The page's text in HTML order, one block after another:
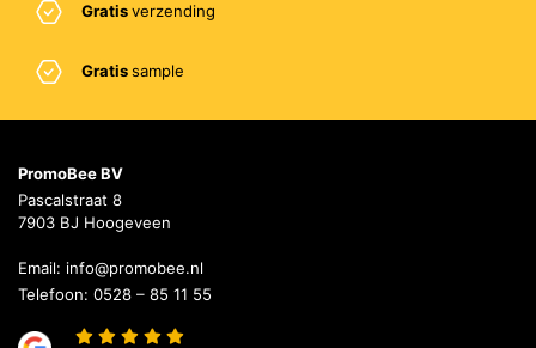
Gratisverzending
Gratissample
PromoBee BV
Pascalstraat 8
7903 BJ Hoogeveen
Email: info@promobee.nl
Telefoon: 0528 – 85 11 55